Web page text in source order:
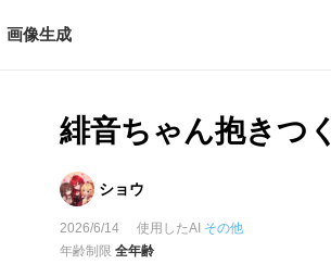
画像生成
緋音ちゃん抱きつく
ショウ
2026/6/14 使用したAI その他
年齢制限 全年齢